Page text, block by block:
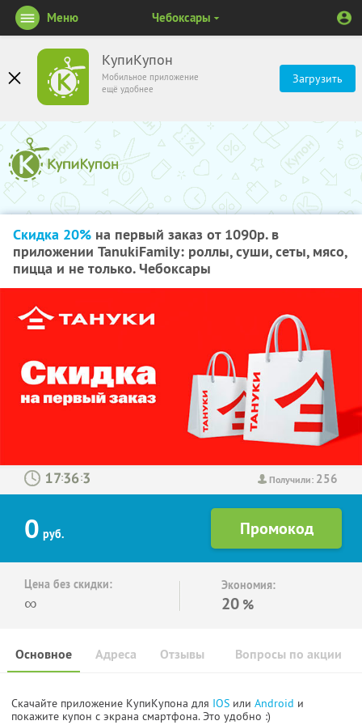
КупиКупон
Мобильное приложение
ещё удобнее
Загрузить
Меню Чебоксары
Скидка 20% на первый заказ от 1090р. в
приложении TanukiFamily: роллы, суши, сеты, мясо,
пицца и не только. Чебоксары
Получили: 256
: :
0 руб.
Цена без скидки:
∞
Экономия:
20 %
Основное Отзывы Вопросы по акции
Адреса
Скачайте приложение КупиКупона для IOS или Android и
покажите купон с экрана смартфона. Это удобно :)